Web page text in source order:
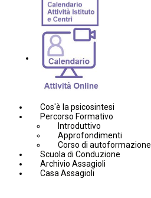
Cos'è la psicosintesi
Percorso Formativo
Introduttivo
Approfondimenti
Corso di autoformazione
Scuola di Conduzione
Archivio Assagioli
Casa Assagioli